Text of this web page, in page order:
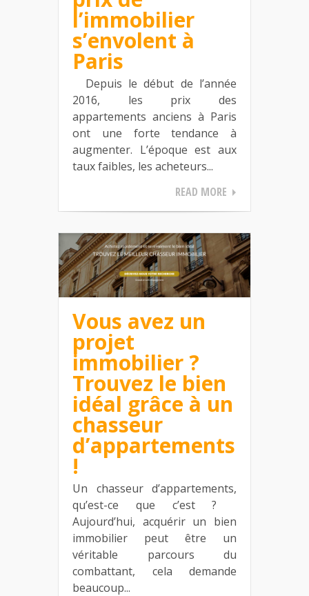
l’immobilier
s’envolent à
Paris
Depuis le début de l’année
2016, les prix des
appartements anciens à Paris
ont une forte tendance à
augmenter. L’époque est aux
taux faibles, les acheteurs...
READ MORE
Vous avez un
projet
immobilier ?
Trouvez le bien
idéal grâce à un
chasseur
d’appartements
!
Un chasseur d’appartements,
qu’est-ce que c’est ?
Aujourd’hui, acquérir un bien
immobilier peut être un
véritable parcours du
combattant, cela demande
beaucoup...